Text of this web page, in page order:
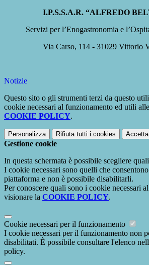
I.P.S.S.A.R. “ALFREDO
Servizi per l’Enogastronomia e
Via Carso, 114 - 31029 Vittorio
Notizie
Questo sito o gli strumenti terzi da questo
cookie necessari al funzionamento ed utili
COOKIE POLICY.
Personalizza Rifiuta tutti i cookies
Gestione cookie
In questa schermata è possibile scegliere
I cookie necessari sono quelli che
piattaforma e non è possibile disabilitarli.
Per conoscere quali sono i cookie necessari
visionare la COOKIE POLICY.
Cookie necessari per il funzionamento
I cookie necessari per il funzionamento non
disabilitati. È possibile consultare l'elenco
policy.